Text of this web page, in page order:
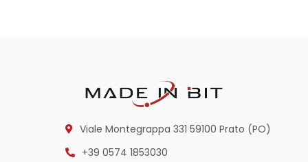
Viale Montegrappa 331 59100 Prato (PO)
+39 0574 1853030